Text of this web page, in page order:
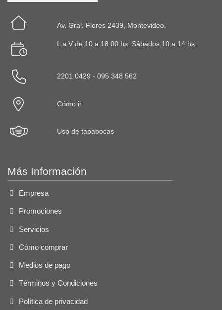
la
de
Av. Gral. Flores 2439, Montevideo.
L a V de 10 a 18.00 hs. Sábados 10 a 14 hs.
2201 0429 - 095 348 562
Cómo ir
Uso de tapabocas
Más Información
Empresa
Promociones
Servicios
Cómo comprar
Medios de pago
Términos y Condiciones
Política de privacidad